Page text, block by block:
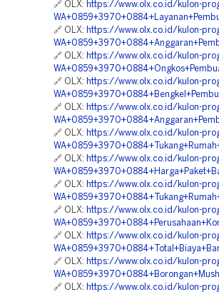
🔗 OLX: https://www.olx.co.id/kulon-
🔗 OLX: https://www.olx.co.id/kulon-
🔗 OLX: https://www.olx.co.id/kulon-
🔗 OLX: https://www.olx.co.id/kulon-
🔗 OLX: https://www.olx.co.id/kulon-
🔗 OLX: https://www.olx.co.id/kulon-
🔗 OLX: https://www.olx.co.id/kulon-
🔗 OLX: https://www.olx.co.id/kulon-
🔗 OLX: https://www.olx.co.id/kulon-
🔗 OLX: https://www.olx.co.id/kulon-
🔗 OLX: https://www.olx.co.id/kulon-
🔗 OLX: https://www.olx.co.id/kulon-